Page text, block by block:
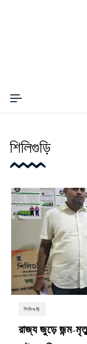
শিলিগুড়ি
শিলিগুড়ি
রাজ্য জুড়ে জন্ম-